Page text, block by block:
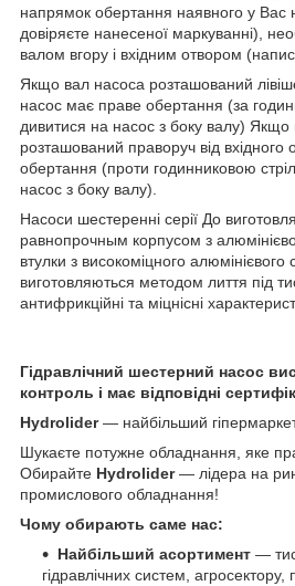
напрямок обертання наявного у
довіряєте нанесеної маркуванні),
валом вгору і вхідним отвором
Якщо вал насоса розташований
насос має праве обертання (за
дивитися на насос з боку валу) Якщо
розташований праворуч від вхідного
обертання (проти годинниковою
насос з боку валу).
Насоси шестеренні серії До
равнопрочным корпусом з
втулки з високоміцного алюмінієвого
виготовляються методом лиття під
антифрикційні та міцнісні
Гідравлічний шестерний насос
контроль і має відповідні
Hydrolider— найбільший гіпермаркет
Шукаєте потужне обладнання, яке
Обирайте Hydrolider— лідера на
промислового обладнання!
Чому обирають саме нас:
Найбільший асортимент —
гідравлічних систем,